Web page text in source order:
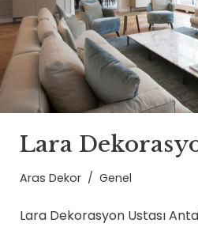
Lara
Aras Dekor Genel
Lara Dekorasyon Ustası